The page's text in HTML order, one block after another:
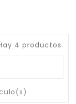
4 productos.